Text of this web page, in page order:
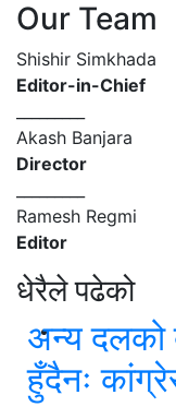
Our Team
Shishir Simkhada
Editor-in-Chief
Akash Banjara
Director
Ramesh Regmi
Editor
धेरैले पढेको
अन्य दलको
हुँदैनः